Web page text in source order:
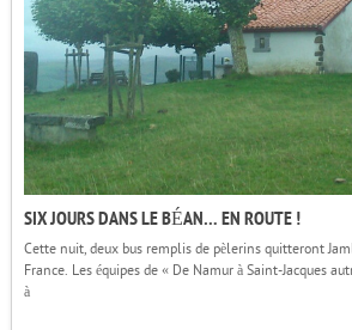
SIX JOURS DANS LE BÉAN… EN ROUTE !
Cette nuit, deux bus remplis de pèlerins quitteront
France. Les équipes de « De Namur à Saint-Jacques
à